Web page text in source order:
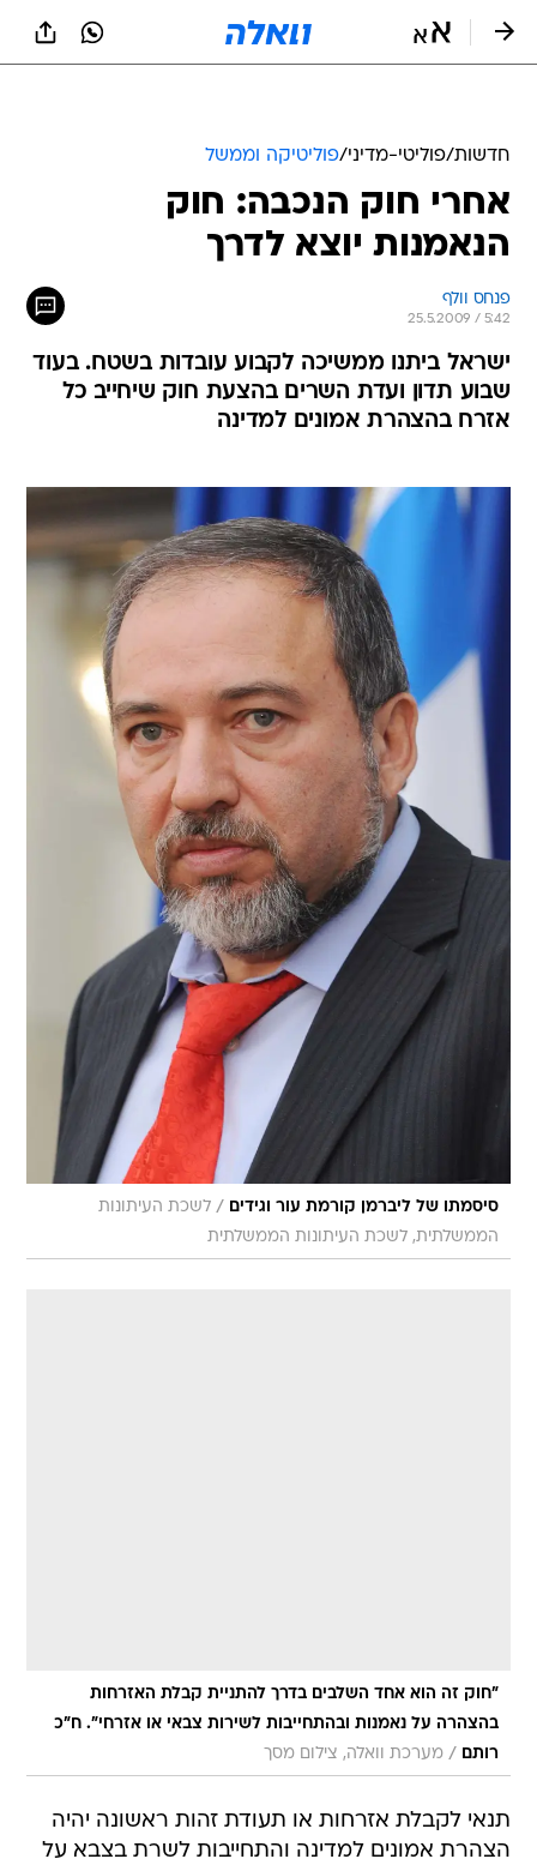
חדשות/פוליטי-מדיני/פוליטיקה וממשל
אחרי חוק הנכבה: חוק
הנאמנות יוצא לדרך
פנחס וולף
25.5.2009 / 5:42
ישראל ביתנו ממשיכה לקבוע עובדות בשטח. בעוד
שבוע תדון ועדת השרים בהצעת חוק שיחייב כל
אזרח בהצהרת אמונים למדינה
סיסמתו של ליברמן קורמת עור וגידים / לשכת העיתונות
הממשלתית, לשכת העיתונות הממשלתית
"חוק זה הוא אחד השלבים בדרך להתניית קבלת האזרחות
בהצהרה על נאמנות ובהתחייבות לשירות צבאי או אזרחי". ח"כ
רותם
/ מערכת וואלה, צילום מסך
תנאי לקבלת אזרחות או תעודת זהות ראשונה יהיה
הצהרת אמונים למדינה והתחייבות לשרת בצבא על